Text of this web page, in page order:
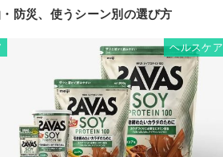
防災、使うシーン別の選び方
ヘルスケア